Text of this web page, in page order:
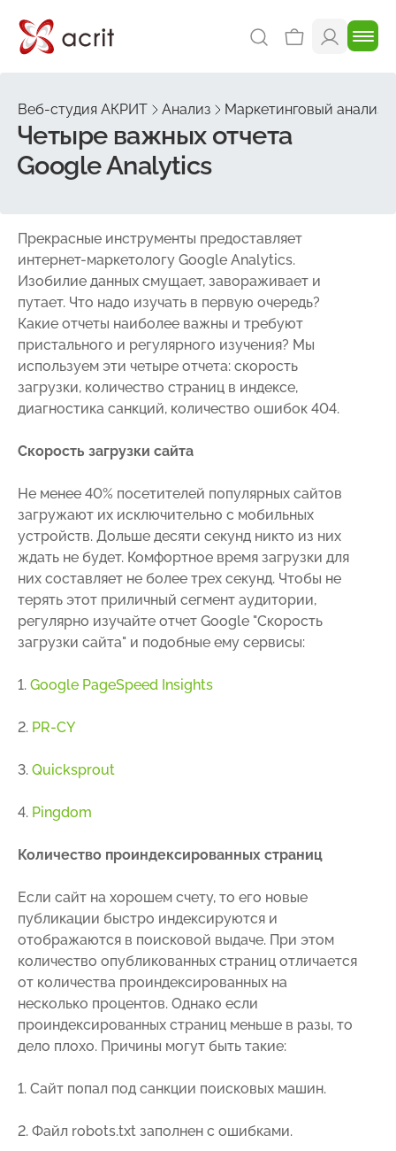
Веб-студия АКРИТ Анализ Маркетинговый анализ
Четыре важных отчета
Google Analytics
Прекрасные инструменты предоставляет
интернет-маркетологу Google Analytics.
Изобилие данных смущает, завораживает и
путает. Что надо изучать в первую очередь?
Какие отчеты наиболее важны и требуют
пристального и регулярного изучения? Мы
используем эти четыре отчета: скорость
загрузки, количество страниц в индексе,
диагностика санкций, количество ошибок 404.
Скорость загрузки сайта
Не менее 40% посетителей популярных сайтов
загружают их исключительно с мобильных
устройств. Дольше десяти секунд никто из них
ждать не будет. Комфортное время загрузки для
них составляет не более трех секунд. Чтобы не
терять этот приличный сегмент аудитории,
регулярно изучайте отчет Google "Скорость
загрузки сайта" и подобные ему сервисы:
1. Google PageSpeed Insights
2. PR-CY
3. Quicksprout
4. Pingdom
Количество проиндексированных страниц
Если сайт на хорошем счету, то его новые
публикации быстро индексируются и
отображаются в поисковой выдаче. При этом
количество опубликованных страниц отличается
от количества проиндексированных на
несколько процентов. Однако если
проиндексированных страниц меньше в разы, то
дело плохо. Причины могут быть такие:
1. Сайт попал под санкции поисковых машин.
2. Файл robots.txt заполнен с ошибками.